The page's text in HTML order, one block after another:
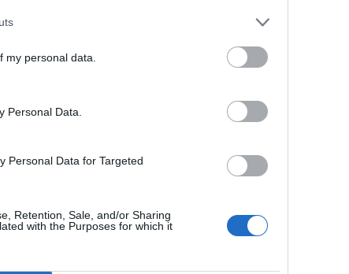
my personal data.
Personal Data.
Personal Data for Targeted
Retention, Sale, and/or Sharing
with the Purposes for which it
AUR
UDMR
Forța Dreptei (L.
PNȚMM
SENS
POT (Gavrilă)
PACE (Peia)
Acțiunea